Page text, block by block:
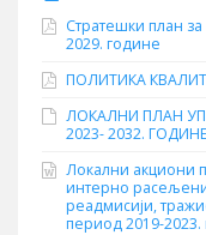
Стратешки план
2029. године
ПОЛИТИКА
ЛОКАЛНИ ПЛАН
2023- 2032. ГОДИНЕ
Локални акциони
интерно
реадмисији,
период 2019-2023.